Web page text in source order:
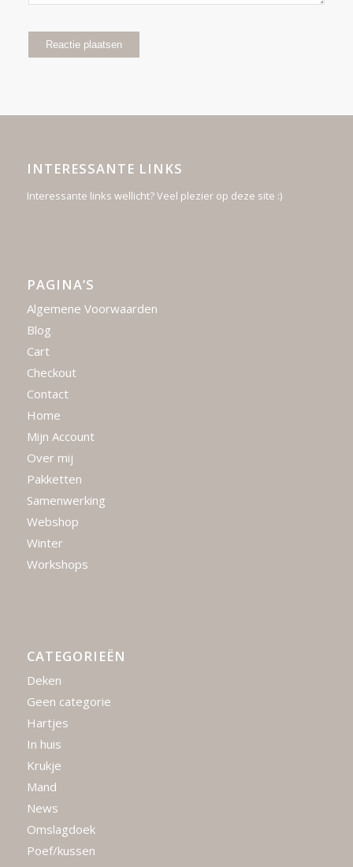
INTERESSANTE LINKS
Interessante links wellicht? Veel plezier op deze site :)
PAGINA’S
Algemene Voorwaarden
Blog
Cart
Checkout
Contact
Home
Mijn Account
Over mij
Pakketten
Samenwerking
Webshop
Winter
Workshops
CATEGORIEËN
Deken
Geen categorie
Hartjes
In huis
Krukje
Mand
News
Omslagdoek
Poef/kussen